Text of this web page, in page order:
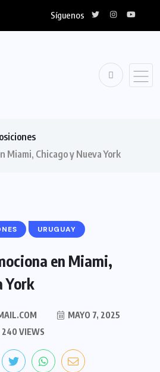
Síguenos
Miami, Chicago y Nueva York
URUGUAY
en Miami,
York
MAYO 7, 2025
240 VIEWS